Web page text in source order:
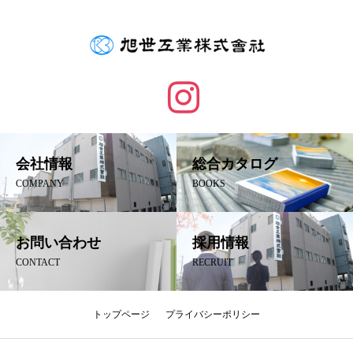
会社情報
COMPANY
総合カタログ
BOOKS
お問い合わせ
CONTACT
採用情報
RECRUIT
トップページ プライバシーポリシー